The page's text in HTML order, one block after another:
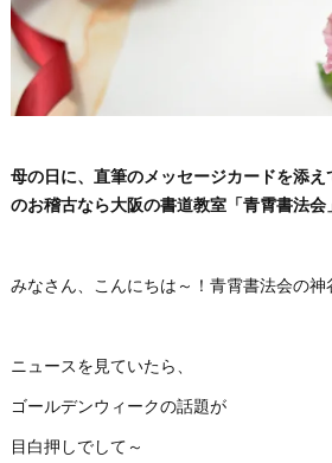
母の日に、直筆のメッセージカードを添
のお稽古なら大阪の書道教室「青霄書法会
みなさん、こんにちは～！青霄書法会の神
ニュースを見ていたら、
ゴールデンウィークの話題が
目白押しでして～